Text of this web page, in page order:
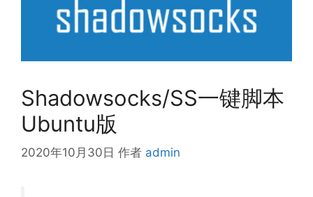
Shadowsocks/SS一键脚本
Ubuntu版
2020年10月30日 作者 admin